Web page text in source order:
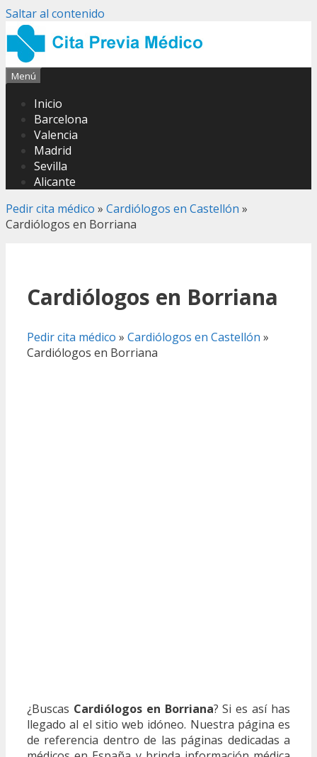
Saltar al contenido
Menú
Inicio
Barcelona
Valencia
Madrid
Sevilla
Alicante
Pedir cita médico » Cardiólogos en Castellón »
Cardiólogos en Borriana
Cardiólogos en Borriana
Pedir cita médico » Cardiólogos en Castellón »
Cardiólogos en Borriana
¿Buscas Cardiólogos en Borriana? Si es así has
llegado al el sitio web idóneo. Nuestra página es
de referencia dentro de las páginas dedicadas a